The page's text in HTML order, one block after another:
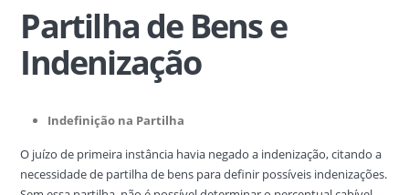
Partilha de Bens e
Indenização
Indefinição na Partilha
O juízo de primeira instância havia negado a indenização, citando a
necessidade de partilha de bens para definir possíveis indenizações.